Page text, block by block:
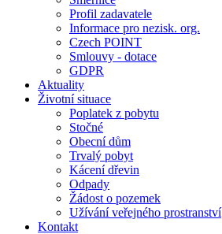
Profil zadavatele
Informace pro nezisk. org.
Czech POINT
Smlouvy - dotace
GDPR
Aktuality
Životní situace
Poplatek z pobytu
Stočné
Obecní dům
Trvalý pobyt
Kácení dřevin
Odpady
Žádost o pozemek
Užívání veřejného prostranství
Kontakt